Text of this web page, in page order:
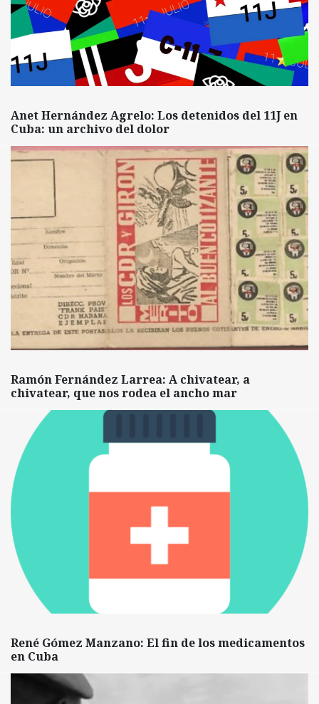
Anet Hernández Agrelo: Los detenidos del 11J en
Cuba: un archivo del dolor
Ramón Fernández Larrea: A chivatear, a
chivatear, que nos rodea el ancho mar
René Gómez Manzano: El fin de los medicamentos
en Cuba